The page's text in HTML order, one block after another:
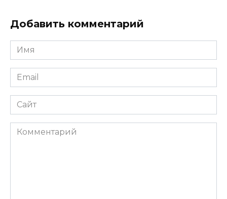
Добавить комментарий
Имя
*
Email
*
Сайт
Комментарий